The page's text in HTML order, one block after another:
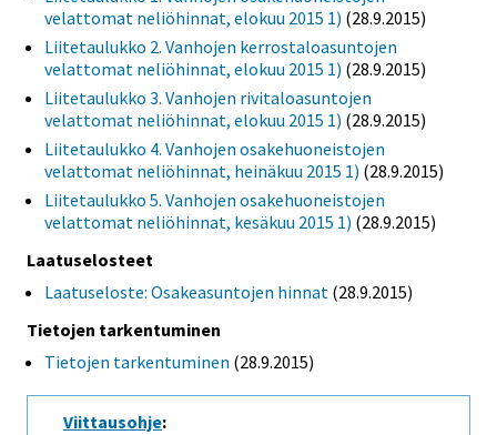
velattomat neliöhinnat, elokuu 2015 1) (28.9.2015)
Liitetaulukko 2. Vanhojen kerrostaloasuntojen
velattomat neliöhinnat, elokuu 2015 1) (28.9.2015)
Liitetaulukko 3. Vanhojen rivitaloasuntojen
velattomat neliöhinnat, elokuu 2015 1) (28.9.2015)
Liitetaulukko 4. Vanhojen osakehuoneistojen
velattomat neliöhinnat, heinäkuu 2015 1) (28.9.2015)
Liitetaulukko 5. Vanhojen osakehuoneistojen
velattomat neliöhinnat, kesäkuu 2015 1) (28.9.2015)
Laatuselosteet
Laatuseloste: Osakeasuntojen hinnat (28.9.2015)
Tietojen tarkentuminen
Tietojen tarkentuminen (28.9.2015)
Viittausohje: